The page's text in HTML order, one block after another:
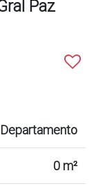
Paz
Departamento
0 m²